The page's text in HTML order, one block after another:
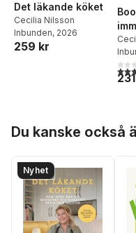
Det läkande köket
Cecilia Nilsson
Inbunden, 2026
259 kr
god
mat
4,4
Du kanske också
Nyhet